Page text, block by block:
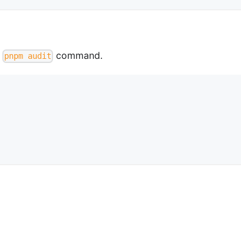
pnpm audit command.